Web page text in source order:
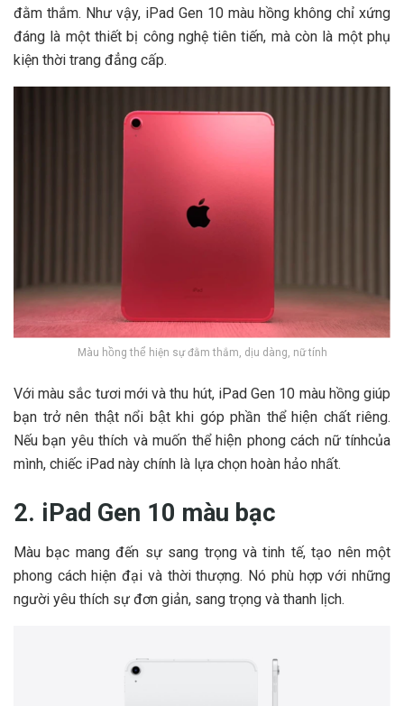
đằm thắm. Như vậy, iPad Gen 10 màu hồng không chỉ xứng
đáng là một thiết bị công nghệ tiên tiến, mà còn là một phụ
kiện thời trang đẳng cấp.
Màu hồng thể hiện sự đằm thắm, dịu dàng, nữ tính
Với màu sắc tươi mới và thu hút, iPad Gen 10 màu hồng giúp
bạn trở nên thật nổi bật khi góp phần thể hiện chất riêng.
Nếu bạn yêu thích và muốn thể hiện phong cách nữ tínhcủa
mình, chiếc iPad này chính là lựa chọn hoàn hảo nhất.
2. iPad Gen 10 màu bạc
Màu bạc mang đến sự sang trọng và tinh tế, tạo nên một
phong cách hiện đại và thời thượng. Nó phù hợp với những
người yêu thích sự đơn giản, sang trọng và thanh lịch.